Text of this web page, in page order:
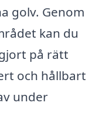
golv. Genom
kan du
på rätt
och hållbart
under